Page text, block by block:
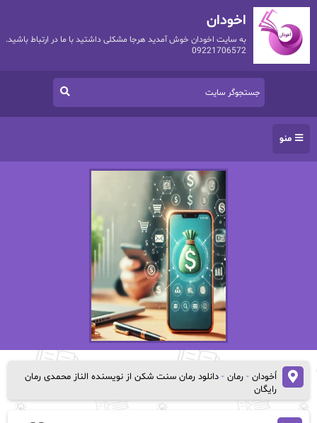
اخودان
به سایت اخودان خوش آمدید هرجا مشکلی داشتید با ما در ارتباط باشید.
09221706572
منو
اُخودان- رمان- دانلود رمان سنت شکن از نویسنده الناز محمدی رمان
رایگان